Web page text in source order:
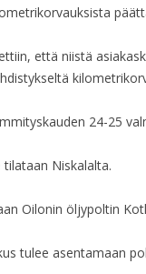
että niistä
24-25
tilataan Niskalalta.
Oilonin öljypoltin
tulee asentamaan